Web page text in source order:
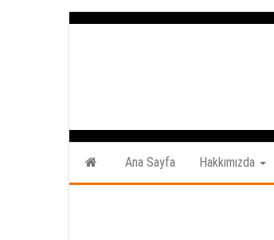
İçeriğe
Ana Sayfa Hakkımızda